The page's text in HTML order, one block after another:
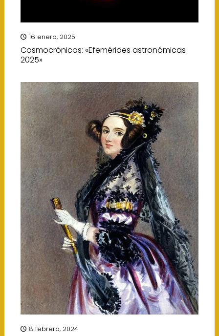
16 enero, 2025
Cosmocrónicas: «Efemérides astronómicas
2025»
8 febrero, 2024